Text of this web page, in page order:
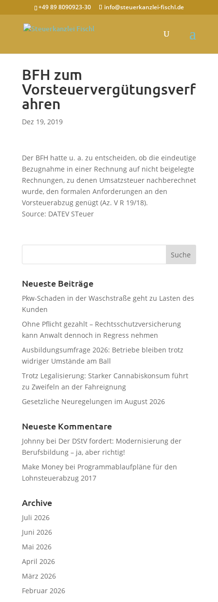
+49 89 8090923-30 info@steuerkanzlei-fischl.de
BFH zum
Vorsteuervergütungsverf
ahren
Dez 19, 2019
Der BFH hatte u. a. zu entscheiden, ob die eindeutige
Bezugnahme in einer Rechnung auf nicht beigelegte
Rechnungen, zu denen Umsatzsteuer nachberechnet
wurde, den formalen Anforderungen an den
Vorsteuerabzug genügt (Az. V R 19/18).
Source: DATEV STeuer
Neueste Beiträge
Pkw-Schaden in der Waschstraße geht zu Lasten des
Kunden
Ohne Pflicht gezahlt – Rechtsschutzversicherung
kann Anwalt dennoch in Regress nehmen
Ausbildungsumfrage 2026: Betriebe bleiben trotz
widriger Umstände am Ball
Trotz Legalisierung: Starker Cannabiskonsum führt
zu Zweifeln an der Fahreignung
Gesetzliche Neuregelungen im August 2026
Neueste Kommentare
Johnnybei Der DStV fordert: Modernisierung der
Berufsbildung – ja, aber richtig!
Make Moneybei Programmablaufpläne für den
Lohnsteuerabzug 2017
Archive
Juli 2026
Juni 2026
Mai 2026
April 2026
März 2026
Februar 2026